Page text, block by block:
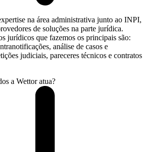
na área administrativa junto ao INPI,
de soluções na parte jurídica.
jurídicos que fazemos os principais são:
análise de casos e
judiciais, pareceres técnicos e contratos
a Wettor atua?